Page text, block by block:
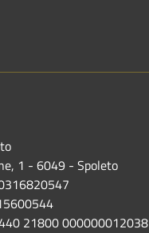
1 - 6049 - Spoleto
21800 000000012038